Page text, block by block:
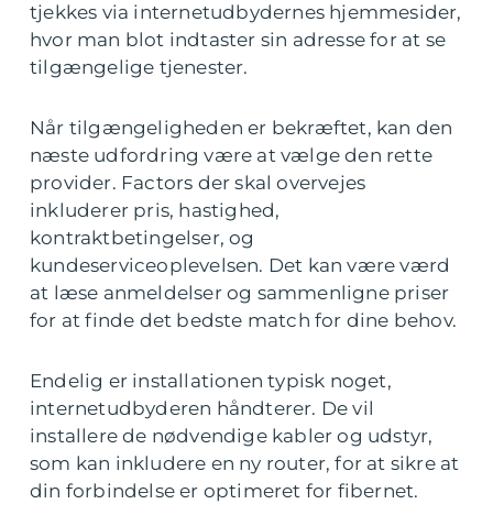
tjekkes via internetudbydernes hjemmesider,
hvor man blot indtaster sin adresse for at se
tilgængelige tjenester.
Når tilgængeligheden er bekræftet, kan den
næste udfordring være at vælge den rette
provider. Factors der skal overvejes
inkluderer pris, hastighed,
kontraktbetingelser, og
kundeserviceoplevelsen. Det kan være værd
at læse anmeldelser og sammenligne priser
for at finde det bedste match for dine behov.
Endelig er installationen typisk noget,
internetudbyderen håndterer. De vil
installere de nødvendige kabler og udstyr,
som kan inkludere en ny router, for at sikre at
din forbindelse er optimeret for fibernet.